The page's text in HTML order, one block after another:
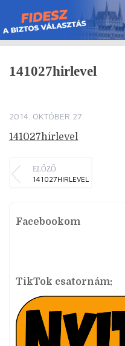
Skip
to
content
141027hirlevel
2014. OKTÓBER 27.
141027hirlevel
ELŐZŐ
141027HIRLEVEL
Facebookom
TikTok csatornám: